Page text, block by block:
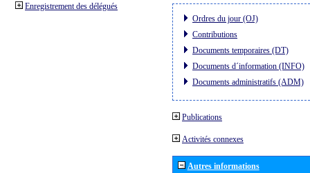
Enregistrement des délégués
Ordres du jour (OJ)
Contributions
Documents temporaires (DT)
Documents d´information (INFO)
Documents administratifs (ADM)
Publications
Activités connexes
Autres informations